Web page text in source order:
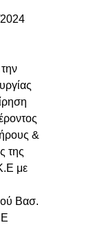
&
της
με
Βασ.